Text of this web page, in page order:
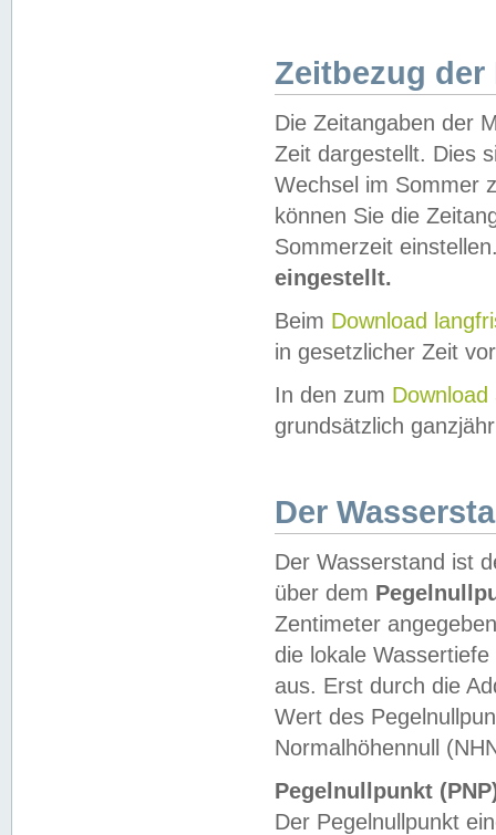
Zeitbezug der
Die Zeitangaben der
Zeit dargestellt. Dies
Wechsel im Sommer
können Sie die
Sommerzeit
eingestellt.
Beim Download
in gesetzlicher Zeit
In den zum Download
grundsätzlich
Der
Der Wasserstand ist
über dem
Zentimeter
die lokale
aus. Erst durch die
Wert des
Normalhöhennull
Pegelnullpunkt
Der Pegelnullpunkt